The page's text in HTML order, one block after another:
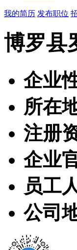
我的简历 发布职位
博罗县
企业
所在
注册
企业
员工
公司